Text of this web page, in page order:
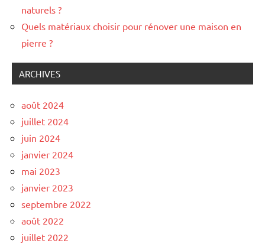
naturels ?
Quels matériaux choisir pour rénover une maison en
pierre ?
ARCHIVES
août 2024
juillet 2024
juin 2024
janvier 2024
mai 2023
janvier 2023
septembre 2022
août 2022
juillet 2022